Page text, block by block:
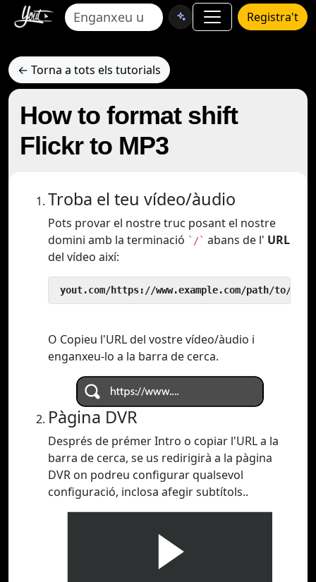
Registra't
← Torna a tots els tutorials
How to format shift
Flickr to MP3
Troba el teu vídeo/àudio
Pots provar el nostre truc posant el nostre
domini amb la terminació `/` abans de l' URL
del vídeo així:
yout.com/https://www.example.com/path/to/
O Copieu l'URL del vostre vídeo/àudio i
enganxeu-lo a la barra de cerca.
Pàgina DVR
Després de prémer Intro o copiar l'URL a la
barra de cerca, se us redirigirà a la pàgina
DVR on podreu configurar qualsevol
configuració, inclosa afegir subtítols..